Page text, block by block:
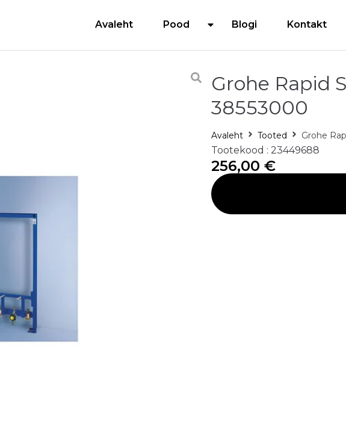
Avaleht Pood Blogi Kontakt
Grohe Rapid
38553000
Avaleht Tooted Grohe
Tootekood : 23449688
256,00 €